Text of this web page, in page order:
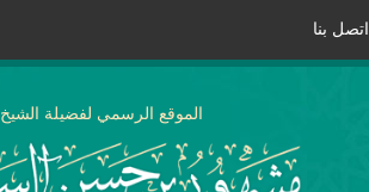
اتصل بنا
الموقع الرسمي لفضيلة الشيخ